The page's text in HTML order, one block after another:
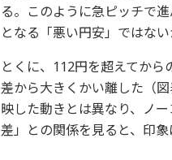
る。このように急ピッチで
となる「悪い円安」ではな
とくに、112円を超えてか
差から大きくかい離した（
映した動きとは異なり、ノ
差」との関係を見ると、印象